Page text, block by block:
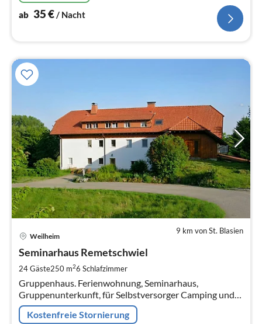
ab 35€/ Nacht
9 km von St. Blasien
Weilheim
Seminarhaus Remetschwiel
24 Gäste250 m26 Schlafzimmer
Gruppenhaus. Ferienwohnung, Seminarhaus,
Gruppenunterkunft, für Selbstversorger Camping und
Yurte im Sommer biologische Landwirtschaft mit
Saisonangeboten
Kostenfreie Stornierung